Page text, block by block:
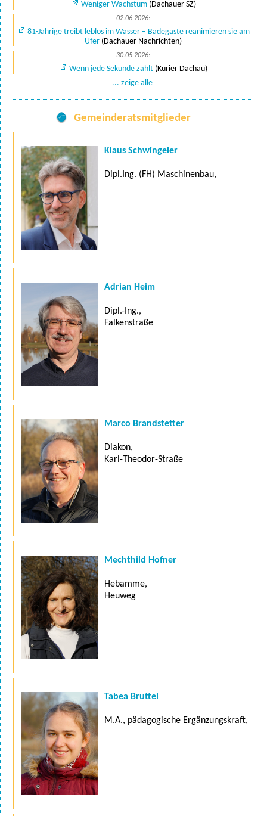
Weniger Wachstum(Dachauer SZ)
02.06.2026:
81-Jährige treibt leblos im Wasser – Badegäste reanimieren sie am
Ufer(Dachauer Nachrichten)
30.05.2026:
Wenn jede Sekunde zählt (Kurier Dachau)
... zeige alle
Gemeinderatsmitglieder
Klaus Schwingeler
Dipl.Ing. (FH) Maschinenbau,
Adrian Heim
Dipl.-Ing.,
Falkenstraße
Marco Brandstetter
Diakon,
Karl-Theodor-Straße
Mechthild Hofner
Hebamme,
Heuweg
Tabea Bruttel
M.A., pädagogische Ergänzungskraft,